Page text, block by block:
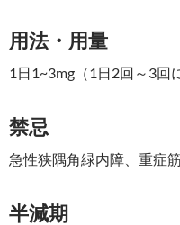
用法・用量
1日1~3mg（1日2回～3回
禁忌
急性狭隅角緑内障、重症
半減期